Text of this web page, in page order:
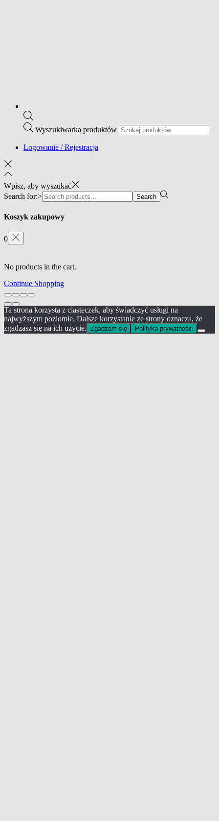
Wyszukiwarka produktów
Logowanie / Rejestracja
Wpisz, aby wyszukać
Search for:>
Search
Koszyk zakupowy
0
No products in the cart.
Continue Shopping
Ta strona korzysta z ciasteczek, aby świadczyć usługi na
najwyższym poziomie. Dalsze korzystanie ze strony oznacza, że
zgadzasz się na ich użycie. Zgadzam się Polityka prywatności